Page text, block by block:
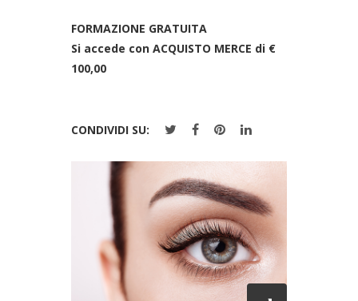
FORMAZIONE GRATUITA
Si accede con ACQUISTO MERCE di €
100,00
CONDIVIDI SU: